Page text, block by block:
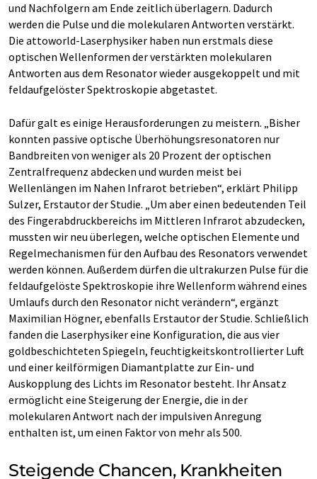
und Nachfolgern am Ende zeitlich überlagern. Dadurch
werden die Pulse und die molekularen Antworten verstärkt.
Die attoworld-Laserphysiker haben nun erstmals diese
optischen Wellenformen der verstärkten molekularen
Antworten aus dem Resonator wieder ausgekoppelt und mit
feldaufgelöster Spektroskopie abgetastet.
Dafür galt es einige Herausforderungen zu meistern. „Bisher
konnten passive optische Überhöhungsresonatoren nur
Bandbreiten von weniger als 20 Prozent der optischen
Zentralfrequenz abdecken und wurden meist bei
Wellenlängen im Nahen Infrarot betrieben“, erklärt Philipp
Sulzer, Erstautor der Studie. „Um aber einen bedeutenden Teil
des Fingerabdruckbereichs im Mittleren Infrarot abzudecken,
mussten wir neu überlegen, welche optischen Elemente und
Regelmechanismen für den Aufbau des Resonators verwendet
werden können. Außerdem dürfen die ultrakurzen Pulse für die
feldaufgelöste Spektroskopie ihre Wellenform während eines
Umlaufs durch den Resonator nicht verändern“, ergänzt
Maximilian Högner, ebenfalls Erstautor der Studie. Schließlich
fanden die Laserphysiker eine Konfiguration, die aus vier
goldbeschichteten Spiegeln, feuchtigkeitskontrollierter Luft
und einer keilförmigen Diamantplatte zur Ein- und
Auskopplung des Lichts im Resonator besteht. Ihr Ansatz
ermöglicht eine Steigerung der Energie, die in der
molekularen Antwort nach der impulsiven Anregung
enthalten ist, um einen Faktor von mehr als 500.
Steigende Chancen, Krankheiten